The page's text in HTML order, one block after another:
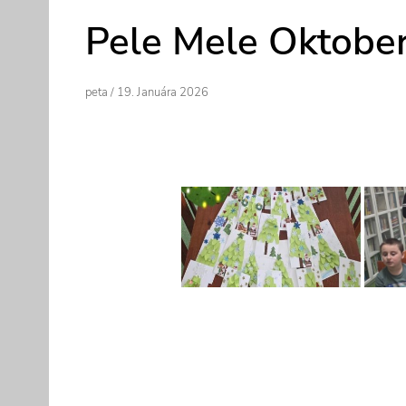
Pele Mele
Author
Peta / Posted
19. Januára 2026